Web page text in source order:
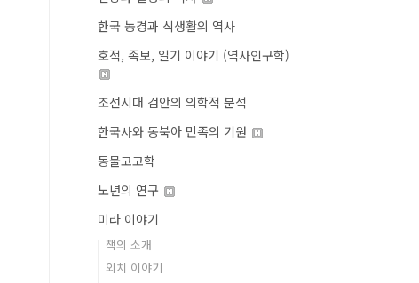
한국 농경과 식생활의 역사
호적, 족보, 일기 이야기 (역사인구학)
조선시대 검안의 의학적 분석
한국사와 동북아 민족의 기원
동물고고학
노년의 연구
미라 이야기
책의 소개
외치 이야기